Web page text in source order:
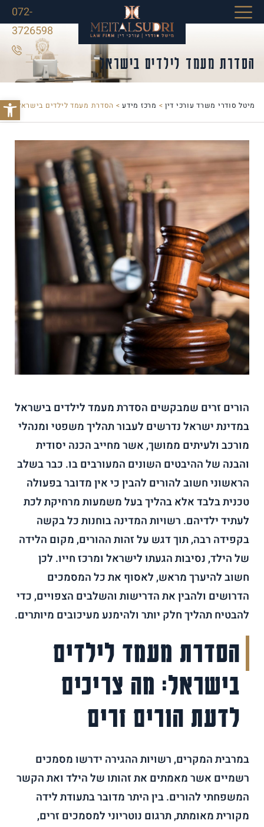
פתח
072-
3726598
הסדרת מעמד לילדים בישראל
מיטל סודרי משרד עורכי דין > מרכז מידע> הסדרת מעמד לילדים בישראל
הורים זרים שמבקשים הסדרת מעמד לילדים בישראל
במדינת ישראל נדרשים לעבור תהליך משפטי ומנהלי
מורכב ולעיתים ממושך, אשר מחייב הכנה יסודית
והבנה של ההיבטים השונים המעורבים בו. כבר בשלב
הראשוני חשוב להורים להבין כי אין מדובר בפעולה
טכנית בלבד אלא בהליך בעל משמעות מרחיקת לכת
לעתיד ילדיהם. רשויות המדינה בוחנות כל בקשה
בקפידה רבה, תוך דגש על זהות ההורים, מקום הלידה
של הילד, נסיבות הגעתו לישראל ומרכז חייו. לכן
חשוב להיערך מראש, לאסוף את כל המסמכים
הדרושים ולהבין את הדרישות והשלבים הצפויים, כדי
להבטיח תהליך חלק יותר ולהימנע מעיכובים מיותרים.
הסדרת מעמד לילדים
בישראל: מה צריכים
לדעת הורים זרים
במרבית המקרים, רשויות ההגירה ידרשו מסמכים
רשמיים אשר מאמתים את זהותו של הילד ואת הקשר
המשפחתי להורים. בין היתר מדובר בתעודת לידה
מקורית מאומתת, תרגום נוטריוני למסמכים זרים,